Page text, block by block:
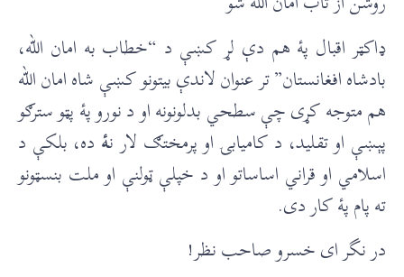
ډاکټر اقبال پۀ هم دې لړ کښې د “خطاب به امان الله،
بادشاه افغانستان” تر عنوان لاندې بیتونو کښې شاه امان الله
هم متوجه کړی چې سطحي بدلونونه او د نورو پۀ پټو سترګو
پېښې او تقلید، د کامیابۍ او پرمختګ لار نۀده، بلکې د
اسلامي او قراني اساساتو او د خپلې ټولنې او ملت بنسټونو
ته پام پۀ کار دی.
در نگر ای خسرو صاحب نظر!